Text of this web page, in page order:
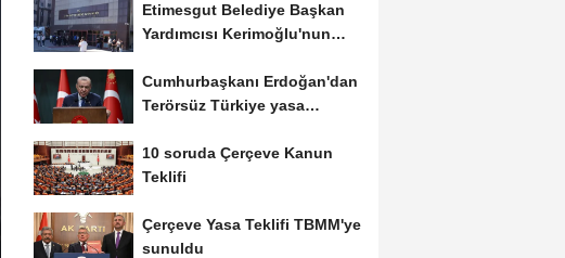
Etimesgut Belediye Başkan
Yardımcısı Kerimoğlu'nun
Cumhurbaşkanı Erdoğan'dan
Terörsüz Türkiye yasa
10 soruda Çerçeve Kanun
Teklifi
Çerçeve Yasa Teklifi TBMM'ye
sunuldu